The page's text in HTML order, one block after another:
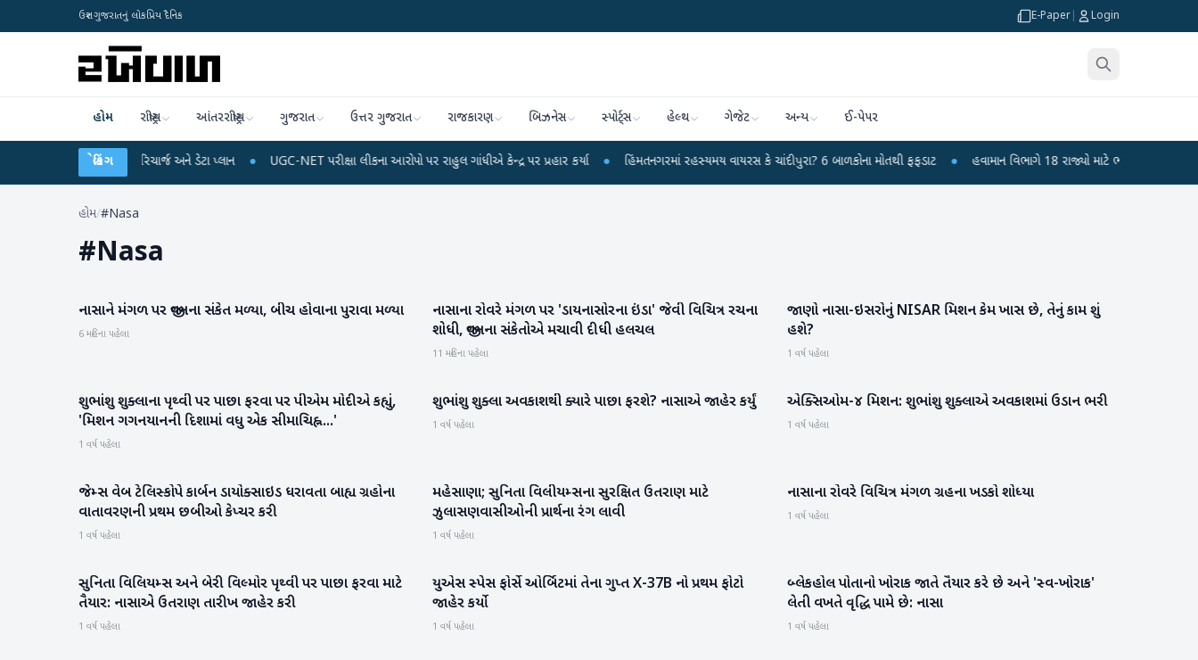
ઉત્તર ગુજરાતનું લોકપ્રિય દૈનિક E-Paper Login
હોમ રાષ્ટ્રીય આંતરરાષ્ટ્રીય ગુજરાત ઉત્તર ગુજરાત રાજકારણ બિઝનેસ સ્પોર્ટ્સ હેલ્થ ગેજેટ અન્ય ઈ-પેપર
બ્રેકિંગ
શકે છે મોબાઈલ રિચાર્જ અને ડેટા પ્લાન ● UGC-NET પરીક્ષા લીકના આરોપો પર રાહુલ ગાંધીએ કેન્દ્ર પર પ્રહાર કર્યા ● હિંમતનગરમાં રહસ્યમય વાયરસ કે ચાંદીપુરા? 6 બાળકોના મોતથી ફફડાટ ● હવામાન વિભાગે 18 રાજ્યો માટે ભારે વરસાદની ચેતવણી જારી
હોમ/#Nasa
#Nasa
આંતરરાષ્ટ્રીય
નાસાને મંગળ પર જીવનના સંકેત મળ્યા, બીચ હોવાના પુરાવા મળ્યા
6 મહિના પહેલા
આંતરરાષ્ટ્રીય
નાસાના રોવરે મંગળ પર 'ડાયનાસોરના ઇંડા' જેવી વિચિત્ર રચના
શોધી, જીવનના સંકેતોએ મચાવી દીધી હલચલ
11 મહિના પહેલા
રાષ્ટ્રીય
જાણો નાસા-ઇસરોનું NISAR મિશન કેમ ખાસ છે, તેનું કામ શું
હશે?
1 વર્ષ પહેલા
રાષ્ટ્રીય
શુભાંશુ શુક્લાના પૃથ્વી પર પાછા ફરવા પર પીએમ મોદીએ કહ્યું,
'મિશન ગગનયાનની દિશામાં વધુ એક સીમાચિહ્ન...'
1 વર્ષ પહેલા
રાષ્ટ્રીય
શુભાંશુ શુક્લા અવકાશથી ક્યારે પાછા ફરશે? નાસાએ જાહેર કર્યું
1 વર્ષ પહેલા
રાષ્ટ્રીય
એક્સિઓમ-૪ મિશન: શુભાંશુ શુક્લાએ અવકાશમાં ઉડાન ભરી
1 વર્ષ પહેલા
સાયન્સ & ટેકનોલોજી
જેમ્સ વેબ ટેલિસ્કોપે કાર્બન ડાયોક્સાઇડ ધરાવતા બાહ્ય ગ્રહોના
વાતાવરણની પ્રથમ છબીઓ કેપ્ચર કરી
1 વર્ષ પહેલા
મહેસાણા
મહેસાણા; સુનિતા વિલીયમ્સના સુરક્ષિત ઉતરાણ માટે
ઝુલાસણવાસીઓની પ્રાર્થના રંગ લાવી
1 વર્ષ પહેલા
સાયન્સ & ટેકનોલોજી
નાસાના રોવરે વિચિત્ર મંગળ ગ્રહના ખડકો શોધ્યા
1 વર્ષ પહેલા
સાયન્સ & ટેકનોલોજી
સુનિતા વિલિયમ્સ અને બેરી વિલ્મોર પૃથ્વી પર પાછા ફરવા માટે
તૈયાર: નાસાએ ઉતરાણ તારીખ જાહેર કરી
1 વર્ષ પહેલા
સાયન્સ & ટેકનોલોજી
યુએસ સ્પેસ ફોર્સે ઓર્બિટમાં તેના ગુપ્ત X-37B નો પ્રથમ ફોટો
જાહેર કર્યો
1 વર્ષ પહેલા
સાયન્સ & ટેકનોલોજી
બ્લેકહોલ પોતાનો ખોરાક જાતે તૈયાર કરે છે અને 'સ્વ-ખોરાક'
લેતી વખતે વૃદ્ધિ પામે છે: નાસા
1 વર્ષ પહેલા